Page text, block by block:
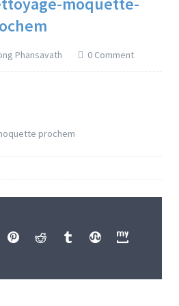
Phansavath 0 Comment
prochem